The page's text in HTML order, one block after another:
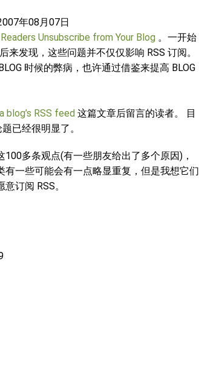
年08月07日
Unsubscribe from Your Blog 。一开始
来发现，这些问题并不仅仅影响 RSS 订阅。
时候的弊病，也许通过借鉴来提高 BLOG
blog’s RSS feed 这篇文章后留言的读者。 目
已经很明显了。
多条观点(有一些朋友给出了多个原因)，
一些可能会有一点略显重复，但是我想它们
订阅 RSS。